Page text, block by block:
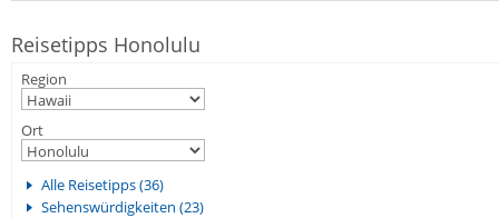
Reisetipps Honolulu
Region
Ort
Alle Reisetipps (36)
Sehenswürdigkeiten (23)